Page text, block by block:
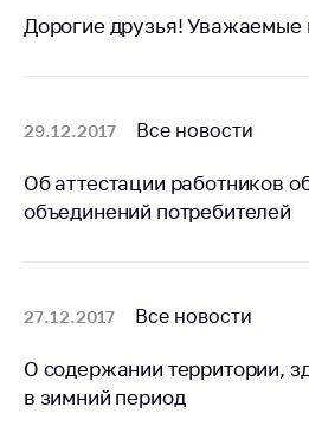
геральдические
5 лет МАРТ
регулирование и
конкуренция
Дорогие друзья! Уважаемые
29.12.2017 Все новости
Об аттестации работников
объединений потребителей
27.12.2017 Все новости
О содержании территории,
в зимний период